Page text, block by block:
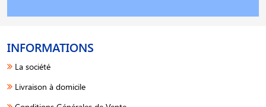
INFORMATIONS
La société
Livraison à domicile